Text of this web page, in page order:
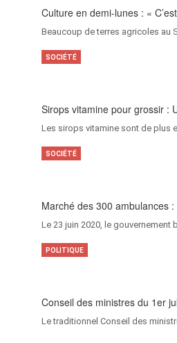
Culture en demi-lunes : «
Beaucoup de terres agricoles au
Sirops vitamine pour grossir :
Les sirops vitamine sont de plus
SOCIÉTÉ
Marché des 300 ambulances
Le 23 juin 2020, le gouvernement
SOCIÉTÉ
Conseil des ministres du 1er
Le traditionnel Conseil des
POLITIQUE